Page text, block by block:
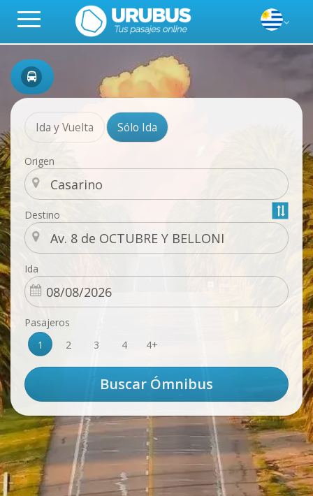
Ida y Vuelta Sólo Ida
Origen
Destino
Ida
Pasajeros
1
2 3 4 4+